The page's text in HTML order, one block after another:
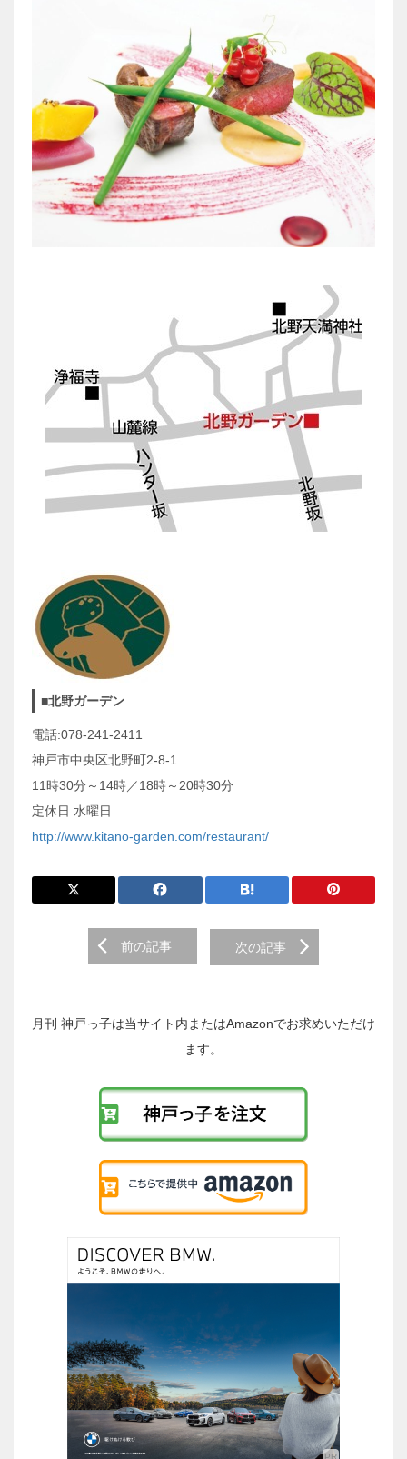
■北野ガーデン
電話:078-241-2411
神戸市中央区北野町2-8-1
11時30分～14時／18時～20時30分
定休日 水曜日
http://www.kitano-garden.com/restaurant/
稿
前の記事 次の記事
月刊 神戸っ子は当サイト内またはAmazonでお求めいただけ
ます。